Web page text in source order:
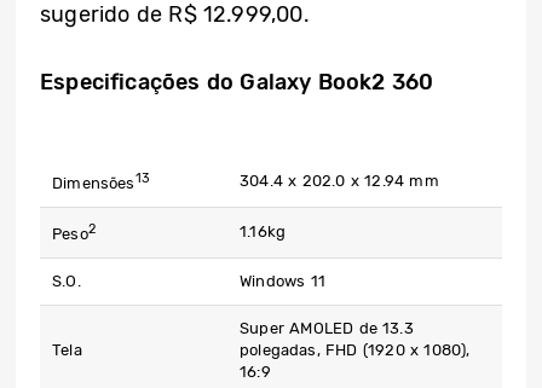
sugerido de R$ 12.999,00.
Especificações do Galaxy Book2 360
Dimensões13 304.4 x 202.0 x 12.94 mm
Peso2 1.16kg
S.O. Windows 11
Tela
Super AMOLED de 13.3
polegadas, FHD (1920 x 1080),
16:9